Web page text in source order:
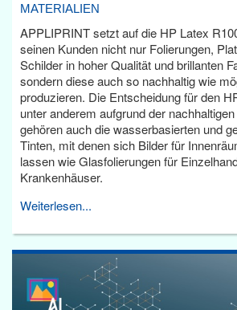
MATERIALIEN
APPLIPRINT setzt auf die HP Latex
seinen Kunden nicht nur Folierungen,
Schilder in hoher Qualität und brillanten
sondern diese auch so nachhaltig wie
produzieren. Die Entscheidung für den
unter anderem aufgrund der
gehören auch die wasserbasierten und
Tinten, mit denen sich Bilder für
lassen wie Glasfolierungen für
Krankenhäuser.
Weiterlesen...